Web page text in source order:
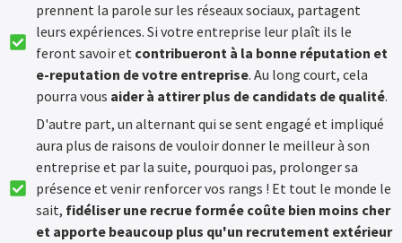
prennent la parole sur les réseaux sociaux, partagent
leurs expériences. Si votre entreprise leur plaît ils le
feront savoir et contribueront à la bonne réputation et
e-reputation de votre entreprise. Au long court, cela
pourra vous aider à attirer plus de candidats de qualité.
D'autre part, un alternant qui se sent engagé et impliqué
aura plus de raisons de vouloir donner le meilleur à son
entreprise et par la suite, pourquoi pas, prolonger sa
présence et venir renforcer vos rangs ! Et tout le monde le
sait, fidéliser une recrue formée coûte bien moins cher
et apporte beaucoup plus qu'un recrutement extérieur